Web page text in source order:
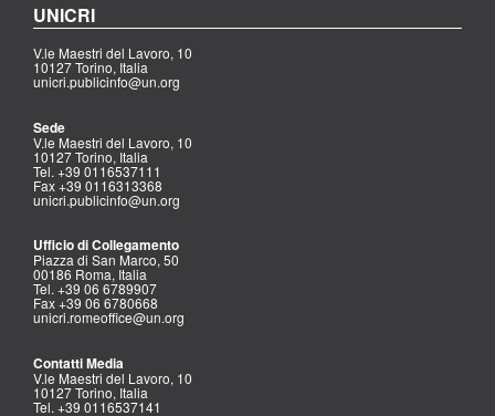
UNICRI
V.le Maestri del Lavoro, 10
10127 Torino, Italia
unicri.publicinfo@un.org
Sede
V.le Maestri del Lavoro, 10
10127 Torino, Italia
Tel. +39 0116537111
Fax +39 0116313368
unicri.publicinfo@un.org
Ufficio di Collegamento
Piazza di San Marco, 50
00186 Roma, Italia
Tel. +39 06 6789907
Fax +39 06 6780668
unicri.romeoffice@un.org
Contatti Media
V.le Maestri del Lavoro, 10
10127 Torino, Italia
Tel. +39 0116537141